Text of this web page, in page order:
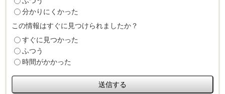
分かりにくかった
この情報はすぐに見つけられましたか？
すぐに見つかった
ふつう
時間がかかった